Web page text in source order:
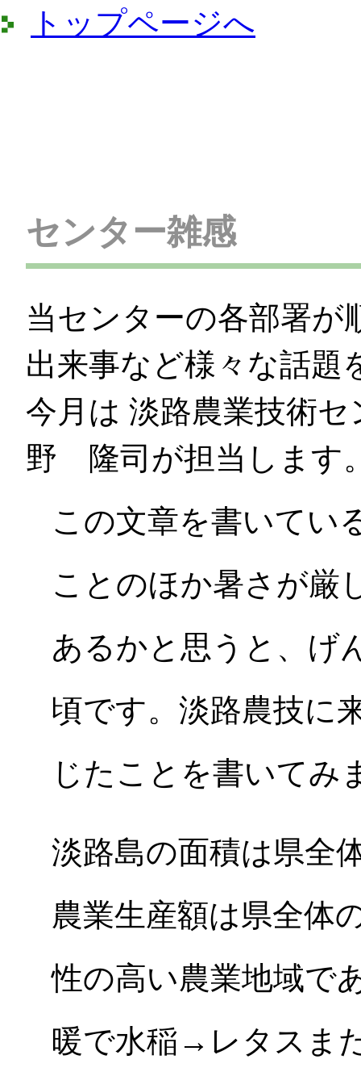
トップページへ
センター雑感
当センターの各部署が
出来事など様々な話題
今月は 淡路農業技
野 隆司が担当します
この文章を書いてい
ことのほか暑さが厳
あるかと思うと、げ
頃です。淡路農技に
じたことを書いてみ
淡路島の面積は県全
農業生産額は県全体
性の高い農業地域で
暖で水稲→レタスま